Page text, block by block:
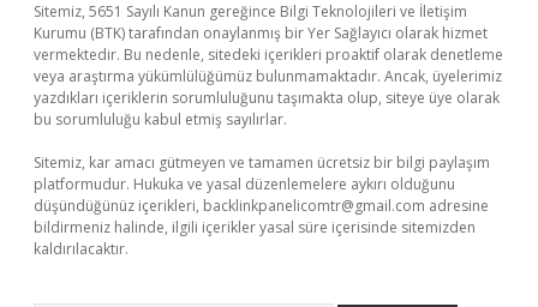
Sitemiz, 5651 Sayılı Kanun gereğince Bilgi Teknolojileri ve İletişim
Kurumu (BTK) tarafından onaylanmış bir Yer Sağlayıcı olarak hizmet
vermektedir. Bu nedenle, sitedeki içerikleri proaktif olarak denetleme
veya araştırma yükümlülüğümüz bulunmamaktadır. Ancak, üyelerimiz
yazdıkları içeriklerin sorumluluğunu taşımakta olup, siteye üye olarak
bu sorumluluğu kabul etmiş sayılırlar.
Sitemiz, kar amacı gütmeyen ve tamamen ücretsiz bir bilgi paylaşım
platformudur. Hukuka ve yasal düzenlemelere aykırı olduğunu
düşündüğünüz içerikleri, backlinkpanelicomtr@gmail.com adresine
bildirmeniz halinde, ilgili içerikler yasal süre içerisinde sitemizden
kaldırılacaktır.